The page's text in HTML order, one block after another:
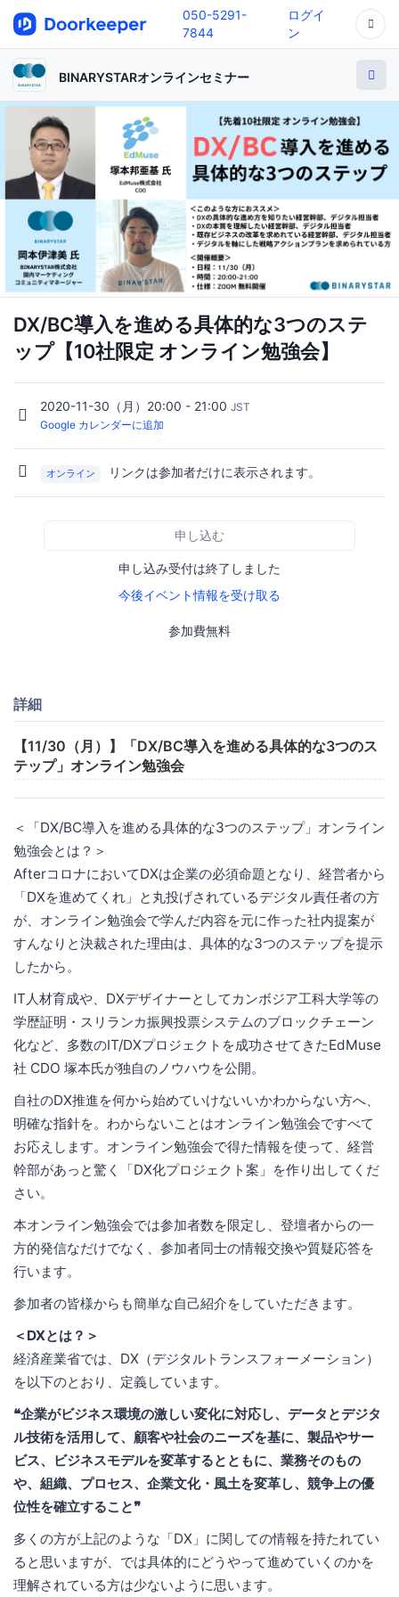
050-5291-
7844
ログイ
ン
BINARYSTARオンラインセミナー
DX/BC導入を進める具体的な3つのステ
ップ【10社限定 オンライン勉強会】
2020-11-30（月）20:00 - 21:00 JST
Google カレンダーに追加
オンライン リンクは参加者だけに表示されます。
申し込む
申し込み受付は終了しました
今後イベント情報を受け取る
参加費無料
詳細
【11/30（月）】「DX/BC導入を進める具体的な3つのス
テップ」オンライン勉強会
＜「DX/BC導入を進める具体的な3つのステップ」オンライン
勉強会とは？＞
AfterコロナにおいてDXは企業の必須命題となり、経営者から
「DXを進めてくれ」と丸投げされているデジタル責任者の方
が、オンライン勉強会で学んだ内容を元に作った社内提案が
すんなりと決裁された理由は、具体的な3つのステップを提示
したから。
IT人材育成や、DXデザイナーとしてカンボジア工科大学等の
学歴証明・スリランカ振興投票システムのブロックチェーン
化など、多数のIT/DXプロジェクトを成功させてきたEdMuse
社 CDO 塚本氏が独自のノウハウを公開。
自社のDX推進を何から始めていけないいかわからない方へ、
明確な指針を。わからないことはオンライン勉強会ですべて
お応えします。オンライン勉強会で得た情報を使って、経営
幹部があっと驚く「DX化プロジェクト案」を作り出してくだ
さい。
本オンライン勉強会では参加者数を限定し、登壇者からの一
方的発信なだけでなく、参加者同士の情報交換や質疑応答を
行います。
参加者の皆様からも簡単な自己紹介をしていただきます。
＜DXとは？＞
経済産業省では、DX（デジタルトランスフォーメーション）
を以下のとおり、定義しています。
❝企業がビジネス環境の激しい変化に対応し、データとデジタ
ル技術を活用して、顧客や社会のニーズを基に、製品やサー
ビス、ビジネスモデルを変革するとともに、業務そのもの
や、組織、プロセス、企業文化・風土を変革し、競争上の優
位性を確立すること❞
多くの方が上記のような「DX」に関しての情報を持たれてい
ると思いますが、では具体的にどうやって進めていくのかを
理解されている方は少ないように思います。